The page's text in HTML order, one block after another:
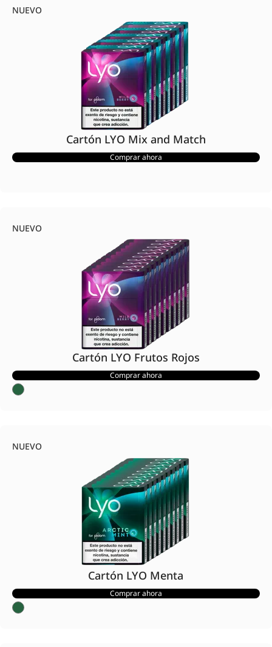
NUEVO
Cartón LYO Mix and Match
Comprar ahora
NUEVO
Cartón LYO Frutos Rojos
Comprar ahora
NUEVO
Cartón LYO Menta
Comprar ahora